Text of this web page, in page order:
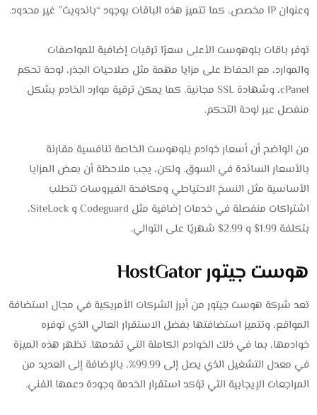
وعنوان IP مخصص، كما تتميز هذه الباقات بوجود “باندويث” غير محدود.
توفر باقات بلوهوست الأعلى سعرًا ترقيات إضافية للمواصفات
والموارد، مع الحفاظ على مزايا مهمة مثل صلاحيات الجذر، لوحة تحكم
cPanel، وشهادة SSL مجانية. كما يمكن ترقية موارد الخادم بشكل
منفصل عبر لوحة التحكم.
من الواضح أن أسعار خوادم بلوهوست الخاصة تنافسية مقارنة
بالأسعار السائدة في السوق. ولكن، يجب ملاحظة أن بعض المزايا
الأساسية مثل النسخ الاحتياطي ومكافحة الفيروسات تتطلب
اشتراكات منفصلة في خدمات إضافية مثل Codeguard و SiteLock،
بتكلفة 1.99$ و 2.99$ شهريًا على التوالي.
هوست جيتور HostGator
تعد شركة هوست جيتور من أبرز الشركات الأمريكية في مجال استضافة
المواقع، وتتميز استضافتها بفضل الاستقرار العالي الذي توفره
خوادمها، بما في ذلك الخوادم الكاملة التي تقدمها. تظهر هذه الميزة
في معدل التشغيل الذي يصل إلى 99.99%، بالإضافة إلى العديد من
المراجعات الإيجابية التي تؤكد استقرار الخدمة وجودة دعمها الفني.